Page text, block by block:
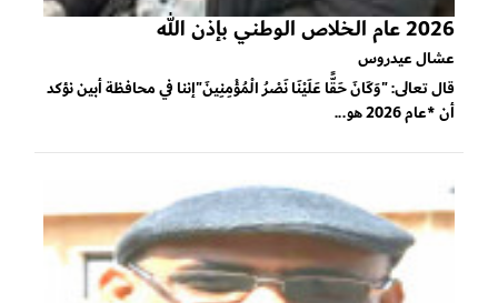
2026 عام الخلاص الوطني بإذن الله
عشال عيدروس
قال تعالى: "وَكَانَ حَقًّا عَلَيْنَا نَصْرُ الْمُؤْمِنِينَ"إننا في محافظة أبين نؤكد
أن *عام 2026 هو...